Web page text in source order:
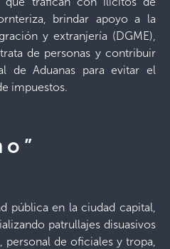
brindar apoyo a la
y extranjería (DGME),
de personas y contribuir
de Aduanas para evitar el
impuestos.
pública en la ciudad capital,
patrullajes disuasivos
de oficiales y tropa,